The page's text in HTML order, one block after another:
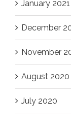
January 2021
December
November
August 2020
July 2020